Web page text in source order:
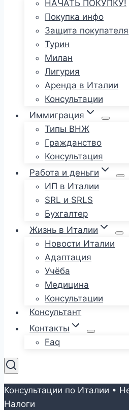
НАЧАТЬ ПОКУПКУ!
Покупка инфо
Защита покупателя
Турин
Милан
Лигурия
Аренда в Италии
Консультации
Иммиграция
Типы ВНЖ
Гражданство
Консультация
Работа и деньги
ИП в Италии
SRL и SRLS
Бухгалтер
Жизнь в Италии
Новости Италии
Адаптация
Учёба
Медицина
Консультации
Консультант
Контакты
Faq
Консультации по Италии •
Налоги